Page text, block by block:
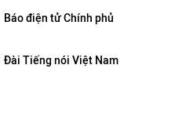
Báo điện tử Chính phủ
Đài Tiếng nói Việt Nam